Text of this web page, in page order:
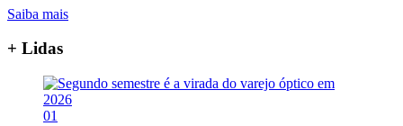
Saiba mais
+ Lidas
01